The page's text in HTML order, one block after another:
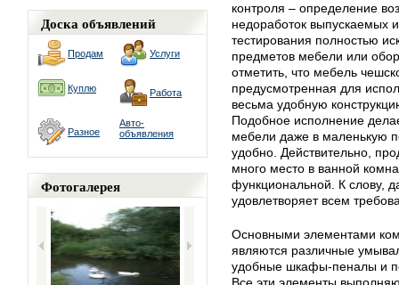
Доска объявлений
Продам Услуги
Куплю Работа
Разное
Авто-
объявления
Фотогалерея
контроля – определение
недоработок выпускаемых
тестирования полностью
предметов мебели или
отметить, что мебель
предусмотренная для
весьма удобную
Подобное исполнение
мебели даже в маленькую
удобно. Действительно,
много место в ванной
функциональной. К слову,
удовлетворяет всем
Основными элементами
являются различные
удобные шкафы-пеналы и